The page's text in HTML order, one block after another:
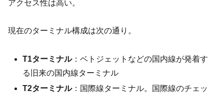
アクセス性は高い。
現在のターミナル構成は次の通り。
T1ターミナル：ベトジェットなどの国内線が発着す
る旧来の国内線ターミナル
T2ターミナル：国際線ターミナル。国際線のチェッ